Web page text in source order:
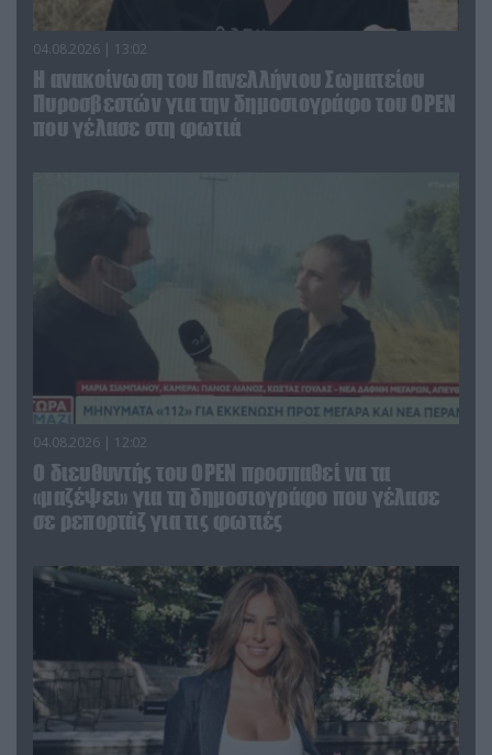
04.08.2026 | 13:02
Η ανακοίνωση του Πανελλήνιου Σωματείου
Πυροσβεστών για την δημοσιογράφο του OPEN
που γέλασε στη φωτιά
04.08.2026 | 12:02
O διευθυντής του OPEN προσπαθεί να τα
«μαζέψει» για τη δημοσιογράφο που γέλασε
σε ρεπορτάζ για τις φωτιές